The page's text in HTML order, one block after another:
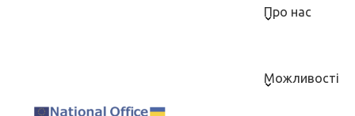
Про нас
Можливості